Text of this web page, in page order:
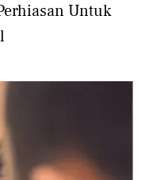
Untuk